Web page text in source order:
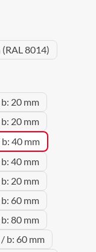
8014)
20 mm
20 mm
40 mm
40 mm
20 mm
60 mm
80 mm
b: 60 mm